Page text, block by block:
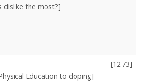
dislike the most?]
[12.73]
Education to doping]